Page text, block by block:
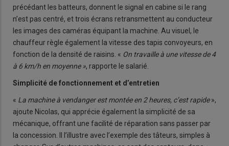
précédant les batteurs, donnent le signal en cabine si le rang
n’est pas centré, et trois écrans retransmettent au conducteur
les images des caméras équipant la machine. Au visuel, le
chauffeur règle également la vitesse des tapis convoyeurs, en
fonction de la densité de raisins. « On travaille à une vitesse de 4
à 6 km/h en moyenne », rapporte le salarié.
Simplicité de fonctionnement et d’entretien
« La machine à vendanger est montée en 2 heures, c’est rapide»,
ajoute Nicolas, qui apprécie également la simplicité de sa
mécanique, offrant une facilité de réparation sans passer par
la concession. Il l’illustre avec l’exemple des tâteurs, simples à